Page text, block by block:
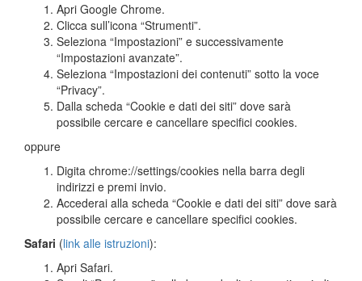
Apri Google Chrome.
Clicca sull’icona “Strumenti”.
Seleziona “Impostazioni” e successivamente
“Impostazioni avanzate”.
Seleziona “Impostazioni dei contenuti” sotto la voce
“Privacy”.
Dalla scheda “Cookie e dati dei siti” dove sarà
possibile cercare e cancellare specifici cookies.
oppure
Digita chrome://settings/cookies nella barra degli
indirizzi e premi invio.
Accederai alla scheda “Cookie e dati dei siti” dove sarà
possibile cercare e cancellare specifici cookies.
Safari (link alle istruzioni):
Apri Safari.